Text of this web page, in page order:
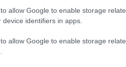
allow Google to enable storage
device identifiers in apps.
allow Google to enable storage